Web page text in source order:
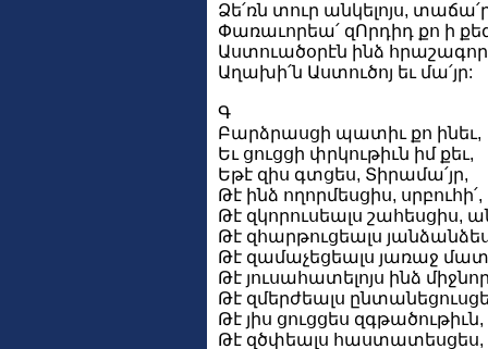
Ձե՛ռն տուր անկելոյս,
Փառաւորեա՛ զՈրդիդ քո ի
Աստուածօրէն ինձ
Աղախի՛ն Աստուծոյ եւ մա՛յր:
Գ
Բարձրասցի պատիւ քո ինեւ,
Եւ ցուցցի փրկութիւն իմ քեւ,
Եթէ զիս գտցես, Տիրամա՛յր,
Թէ ինձ ողորմեսցիս, սրբուհի՛,
Թէ զկորուսեալս շահեսցիս,
Թէ զհարթուցեալս
Թէ զամաչեցեալս յառաջ
Թէ յուսահատելոյս ինձ
Թէ զմերժեալս
Թէ յիս ցուցցես զգթածութիւն,
Թէ զծփեալս հաստատեսցես,